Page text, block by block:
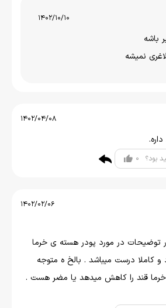
1402/10/10
باشه
نمیشه
1402/04/08
بود؟ 0
1402/02/06
توضیحات در مورد پودر هسته ی خرما
کاملا درست میباشد . بالخ ه متوجه
قند را کاهش میدهد یا مضر هست .